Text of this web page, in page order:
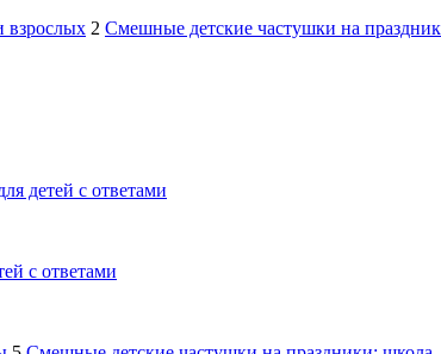
взрослых 2 Смешные детские частушки на
детей с ответами
с ответами